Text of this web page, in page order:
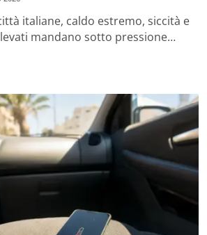
italiane, caldo estremo, siccità e
mandano sotto pressione…